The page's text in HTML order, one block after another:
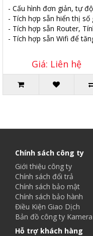
- Cấu hình đơn giản, tự
- Tích hợp sẵn hiển thị số
- Tích hợp sẵn Router,
- Tích hợp sẵn Wifi để
Giá: Liên hệ
Chính sách công ty
Giới thiệu công ty
Chính sách đổi trả
Chính sách bảo mật
Chính sách bảo hành
Điều Kiện Giao Dịch
Bản đồ công ty Kamera
Hỗ trợ khách hàng